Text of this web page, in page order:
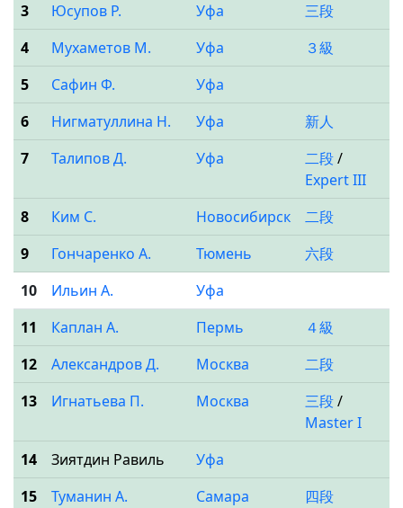
3
Юсупов Р. Уфа
三段
4
Мухаметов М. Уфа
３級
5
Сафин Ф.
Уфа
6
Нигматуллина Н. Уфа
新人
7
Талипов Д. Уфа 二段/
Expert III
8
Ким С. Новосибирск
二段
9
Гончаренко А. Тюмень
六段
10
Ильин А.
Уфа
11
Каплан А. Пермь
４級
12
Александров Д. Москва
二段
13
Игнатьева П. Москва 三段/
Master I
14
Зиятдин Равиль
Уфа
15
Туманин А. Самара
四段